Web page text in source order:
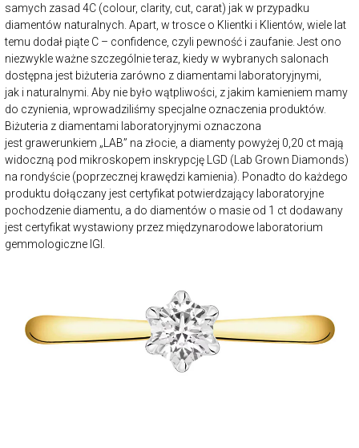
samych zasad 4C (colour, clarity, cut, carat) jak w przypadku
diamentów naturalnych. Apart, w trosce o Klientki i Klientów, wiele lat
temu dodał piąte C – confidence, czyli pewność i zaufanie. Jest ono
niezwykle ważne szczególnie teraz, kiedy w wybranych salonach
dostępna jest biżuteria zarówno z diamentami laboratoryjnymi,
jak i naturalnymi. Aby nie było wątpliwości, z jakim kamieniem mamy
do czynienia, wprowadziliśmy specjalne oznaczenia produktów.
Biżuteria z diamentami laboratoryjnymi oznaczona
jest grawerunkiem „LAB” na złocie, a diamenty powyżej 0,20 ct mają
widoczną pod mikroskopem inskrypcję LGD (Lab Grown Diamonds)
na rondyście (poprzecznej krawędzi kamienia). Ponadto do każdego
produktu dołączany jest certyfikat potwierdzający laboratoryjne
pochodzenie diamentu, a do diamentów o masie od 1 ct dodawany
jest certyfikat wystawiony przez międzynarodowe laboratorium
gemmologiczne IGI.